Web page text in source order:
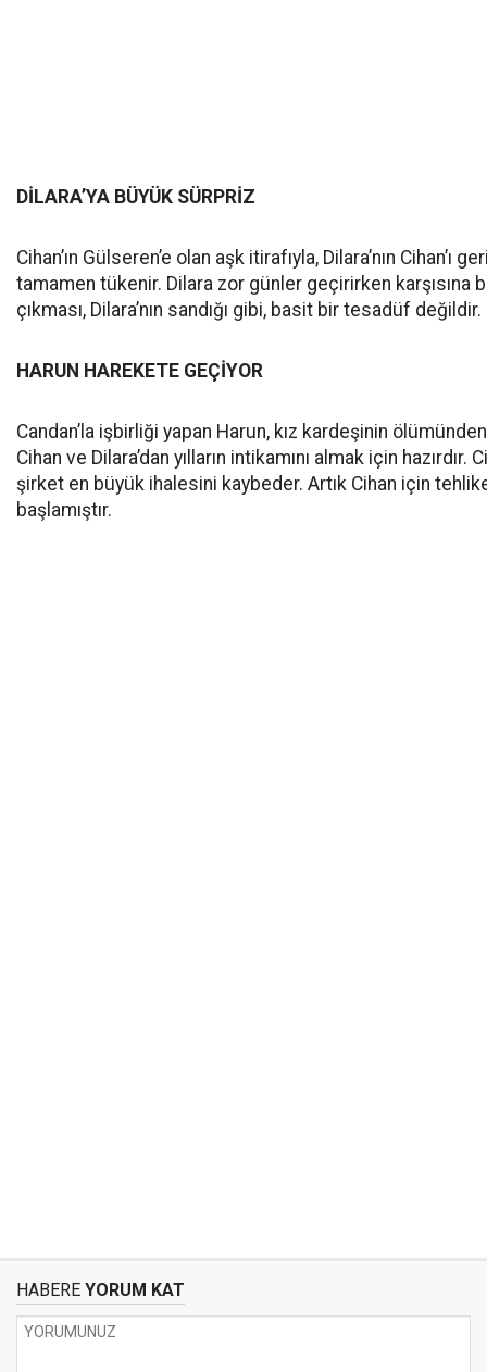
DİLARA’YA BÜYÜK SÜRPRİZ
Cihan’ın Gülseren’e olan aşk itirafıyla, Dilara’nın Cihan’ı
tamamen tükenir. Dilara zor günler geçirirken karşısına
çıkması, Dilara’nın sandığı gibi, basit bir tesadüf değildir.
HARUN HAREKETE GEÇİYOR
Candan’la işbirliği yapan Harun, kız kardeşinin
Cihan ve Dilara’dan yılların intikamını almak için hazırdır.
şirket en büyük ihalesini kaybeder. Artık Cihan için
başlamıştır.
HABERE YORUM KAT